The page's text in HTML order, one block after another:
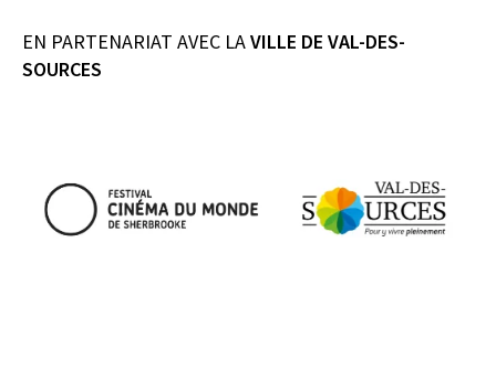
EN PARTENARIAT AVEC LAVILLE DE VAL-DES-
SOURCES